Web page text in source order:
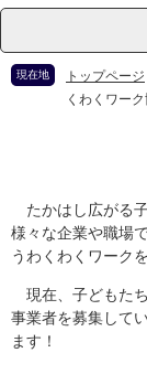
現在地 トップページ
くわくワー
たかはし広がる
様々な企業や職場
うわくわくワーク
現在、子どもた
事業者を募集して
ます！